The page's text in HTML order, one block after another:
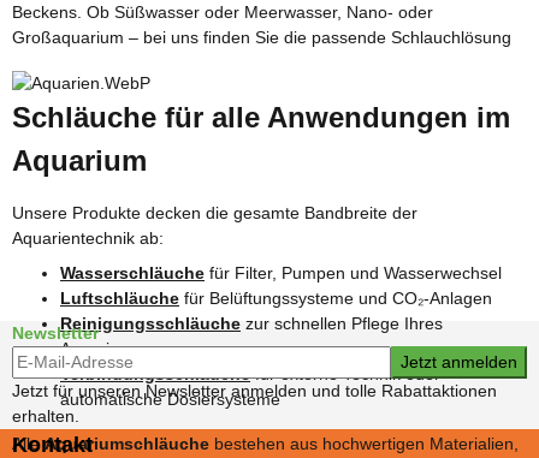
Beckens. Ob Süßwasser oder Meerwasser, Nano- oder
Großaquarium – bei uns finden Sie die passende Schlauchlösung
Schläuche für alle Anwendungen im
Aquarium
Unsere Produkte decken die gesamte Bandbreite der
Aquarientechnik ab:
Wasserschläuche für Filter, Pumpen und Wasserwechsel
Luftschläuche für Belüftungssysteme und CO₂-Anlagen
Reinigungsschläuche zur schnellen Pflege Ihres
Aquariums
Verbindungsschläuchefür externe Technik oder
automatische Dosiersysteme
AlleAquariumschläuche bestehen aus hochwertigen Materialien,
Newsletter
Newsletter-Registrierung
Jetzt anmelden
Jetzt für unseren Newsletter anmelden und tolle Rabattaktionen
erhalten.
Kontakt